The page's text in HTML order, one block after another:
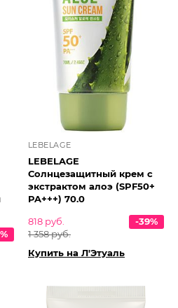
LEBELAGE
LEBELAGE
Солнцезащитный крем с
экстрактом алоэ (SPF50+
PA+++) 70.0
818 руб.
1 358 руб.
-39%
Купить на Л'Этуаль